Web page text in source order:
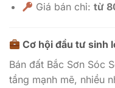
Giá bán chỉ:từ
Cơ hội đầu tư sinh
Bán đất Bắc Sơn Sóc
tầng mạnh mẽ, nhiều